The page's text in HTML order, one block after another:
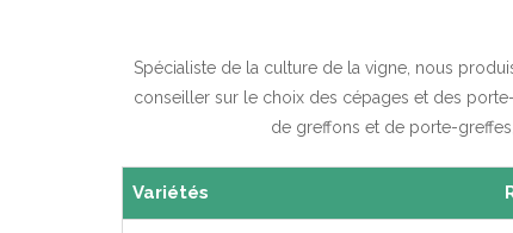
Spécialiste de la culture de la vigne, nous
conseiller sur le choix des cépages et des
de greffons et de porte-
Variétés